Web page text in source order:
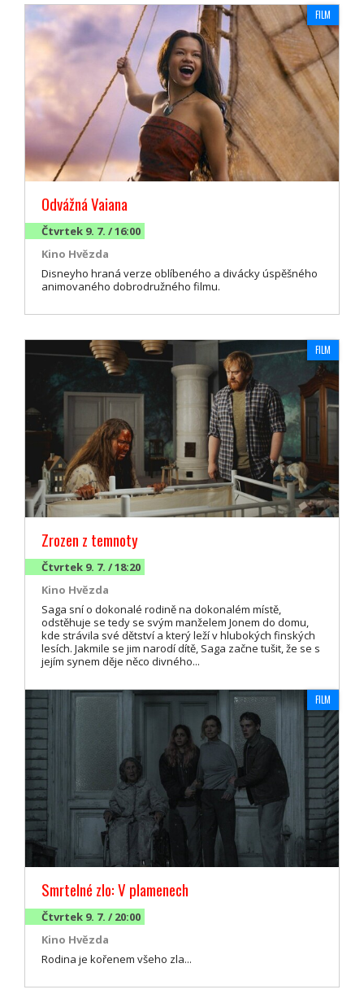
FILM
Odvážná Vaiana
Čtvrtek 9. 7. / 16:00
Kino Hvězda
Disneyho hraná verze oblíbeného a divácky úspěšného
animovaného dobrodružného filmu.
FILM
Zrozen z temnoty
Čtvrtek 9. 7. / 18:20
Kino Hvězda
Saga sní o dokonalé rodině na dokonalém místě,
odstěhuje se tedy se svým manželem Jonem do domu,
kde strávila své dětství a který leží v hlubokých finských
lesích. Jakmile se jim narodí dítě, Saga začne tušit, že se s
jejím synem děje něco divného...
FILM
Smrtelné zlo: V plamenech
Čtvrtek 9. 7. / 20:00
Kino Hvězda
Rodina je kořenem všeho zla...